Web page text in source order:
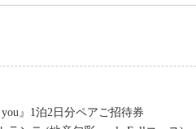
』1泊2日分ペアご招待券